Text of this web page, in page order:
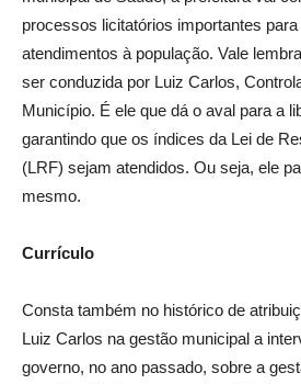
processos licitatórios importantes
atendimentos à população. Vale
ser conduzida por Luiz Carlos,
Município. É ele que dá o aval para a
garantindo que os índices da Lei de
(LRF) sejam atendidos. Ou seja, ele
mesmo.
Currículo
Consta também no histórico de
Luiz Carlos na gestão municipal a
governo, no ano passado, sobre a